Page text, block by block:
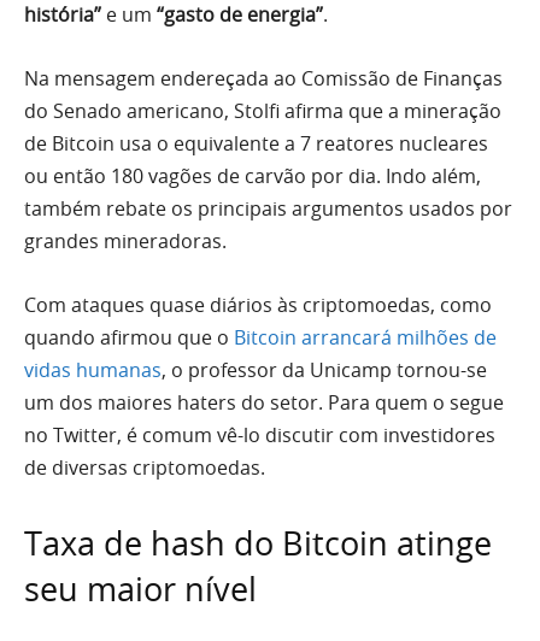
história” e um “gasto de energia”.
Na mensagem endereçada ao Comissão de Finanças
do Senado americano, Stolfi afirma que a mineração
de Bitcoin usa o equivalente a 7 reatores nucleares
ou então 180 vagões de carvão por dia. Indo além,
também rebate os principais argumentos usados por
grandes mineradoras.
Com ataques quase diários às criptomoedas, como
quando afirmou que o Bitcoin arrancará milhões de
vidas humanas, o professor da Unicamp tornou-se
um dos maiores haters do setor. Para quem o segue
no Twitter, é comum vê-lo discutir com investidores
de diversas criptomoedas.
Taxa de hash do Bitcoin atinge
seu maior nível